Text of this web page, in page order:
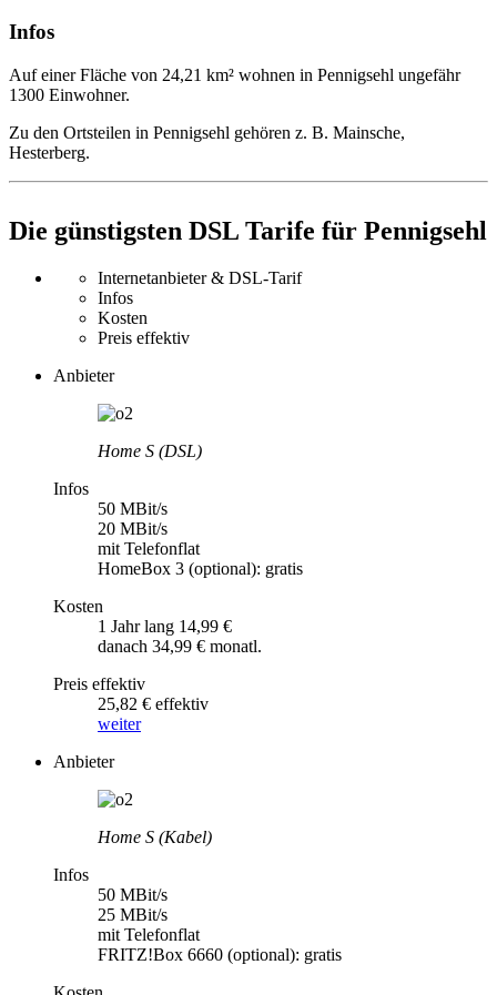
Infos
Auf einer Fläche von 24,21 km² wohnen in Pennigsehl ungefähr
1300 Einwohner.
Zu den Ortsteilen in Pennigsehl gehören z. B. Mainsche,
Hesterberg.
Die günstigsten DSL Tarife für Pennigsehl
Internetanbieter & DSL-Tarif
Infos
Kosten
Preis effektiv
Anbieter
Home S (DSL)
Infos
50 MBit/s
20 MBit/s
mit Telefonflat
HomeBox 3 (optional): gratis
Kosten
1 Jahr lang 14,99 €
danach 34,99 € monatl.
Preis effektiv
25,82 € effektiv
weiter
Anbieter
Home S (Kabel)
Infos
50 MBit/s
25 MBit/s
mit Telefonflat
FRITZ!Box 6660 (optional): gratis